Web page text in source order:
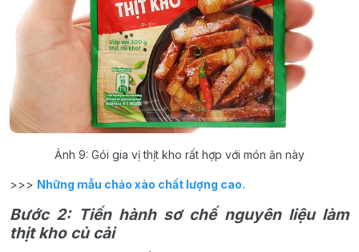
Ảnh 9: Gói gia vị thịt kho rất hợp với món ăn này
>>> Những mẫu chảo xào chất lượng cao.
Bước 2: Tiến hành sơ chế nguyên liệu làm
thịt kho củ cải